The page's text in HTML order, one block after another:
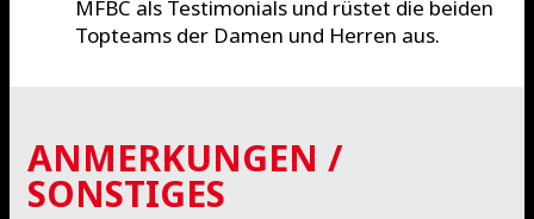
MFBC als Testimonials und rüstet die beiden
Topteams der Damen und Herren aus.
ANMERKUNGEN /
SONSTIGES